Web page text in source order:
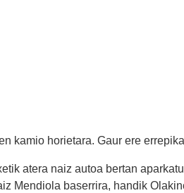
kamio horietara. Gaur ere
atera naiz autoa bertan
Mendiola baserrira, handik